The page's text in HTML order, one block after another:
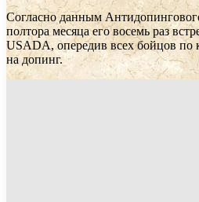
Согласно данным
полтора месяца его восемь раз
USADA, опередив всех бойцов по
на допинг.